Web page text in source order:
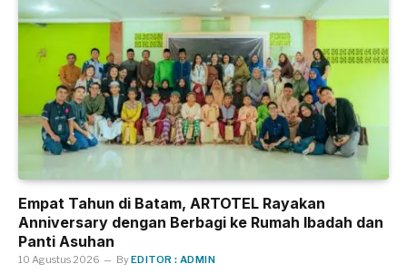
Empat Tahun di Batam, ARTOTEL Rayakan
Anniversary dengan Berbagi ke Rumah Ibadah dan
Panti Asuhan
10 Agustus 2026 ByEDITOR : ADMIN